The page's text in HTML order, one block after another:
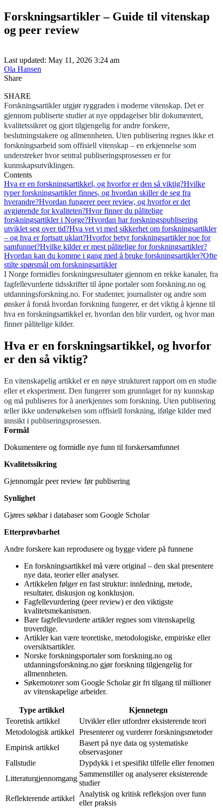
Forskningsartikler – Guide til vitenskap
og peer review
Last updated: May 11, 2026 3:24 am
Ola Hansen
Share
SHARE
Forskningsartikler utgjør ryggraden i moderne vitenskap. Det er
gjennom publiserte studier at nye oppdagelser blir dokumentert,
kvalitetssikret og gjort tilgjengelig for andre forskere,
beslutningstakere og allmennheten. Uten publisering regnes ikke et
forskningsarbeid som offisiell vitenskap – en erkjennelse som
understreker hvor sentral publiseringsprosessen er for
kunnskapsutviklingen.
Contents
Hva er en forskningsartikkel, og hvorfor er den så viktig?Hvilke
typer forskningsartikler finnes, og hvordan skiller de seg fra
hverandre?Hvordan fungerer peer review, og hvorfor er det
avgjørende for kvaliteten?Hvor finner du pålitelige
forskningsartikler i Norge?Hvordan har forskningspublisering
utviklet seg over tid?Hva vet vi med sikkerhet om forskningsartikler
– og hva er fortsatt uklart?Hvorfor betyr forskningsartikler noe for
samfunnet?Hvilke kilder er mest pålitelige for forskningsartikler?
Hvordan kan du komme i gang med å bruke forskningsartikler?Ofte
stilte spørsmål om forskningsartikler
I Norge formidles forskningsresultater gjennom en rekke kanaler, fra
fagfellevurderte tidsskrifter til åpne portaler som forskning.no og
utdanningsforskning.no. For studenter, journalister og andre som
ønsker å forstå hvordan forskning fungerer, er det viktig å kjenne til
hva en forskningsartikkel er, hvordan den blir vurdert, og hvor man
finner pålitelige kilder.
Hva er en forskningsartikkel, og hvorfor
er den så viktig?
En vitenskapelig artikkel er en nøye strukturert rapport om en studie
eller et eksperiment. Den fungerer som grunnlaget for ny kunnskap
og må publiseres for å anerkjennes som forskning. Uten publisering
teller ikke undersøkelsen som offisiell forskning, ifølge kilder med
innsikt i publiseringsprosessen.
Formål
Dokumentere og formidle nye funn til forskersamfunnet
Kvalitetssikring
Gjennomgår peer review før publisering
Synlighet
Gjøres søkbar i databaser som Google Scholar
Etterprøvbarhet
Andre forskere kan reprodusere og bygge videre på funnene
En forskningsartikkel må være original – den skal presentere
nye data, teorier eller analyser.
Artikkelen følger en fast struktur: innledning, metode,
resultater, diskusjon og konklusjon.
Fagfellevurdering (peer review) er den viktigste
kvalitetsmekanismen.
Bare fagfellevurderte artikler regnes som vitenskapelig
troverdige.
Artikler kan være teoretiske, metodologiske, empiriske eller
oversiktsartikler.
Norske forskningsportaler som forskning.no og
utdanningsforskning.no gjør forskning tilgjengelig for
allmennheten.
Søkemotorer som Google Scholar gir fri tilgang til millioner
av vitenskapelige arbeider.
Type artikkel
Kjennetegn
Teoretisk artikkel
Utvikler eller utfordrer eksisterende teori
Metodologisk artikkel
Presenterer og vurderer forskningsmetoder
Empirisk artikkel
Basert på nye data og systematiske
observasjoner
Fallstudie
Dypdykk i et spesifikt tilfelle eller fenomen
Litteraturgjennomgang
Sammenstiller og analyserer eksisterende
studier
Reflekterende artikkel
Analytisk og kritisk refleksjon over funn
eller praksis